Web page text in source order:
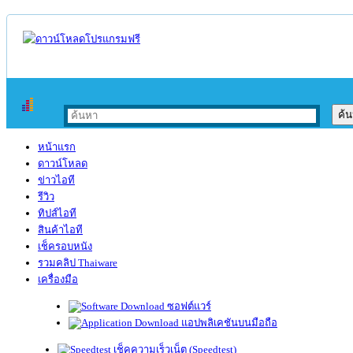
หน้าแรก
ดาวน์โหลด
ข่าวไอที
รีวิว
ทิปส์ไอที
สินค้าไอที
เช็ครอบหนัง
รวมคลิป Thaiware
เครื่องมือ
ซอฟต์แวร์
แอปพลิเคชันบนมือถือ
เช็คความเร็วเน็ต (Speedtest)